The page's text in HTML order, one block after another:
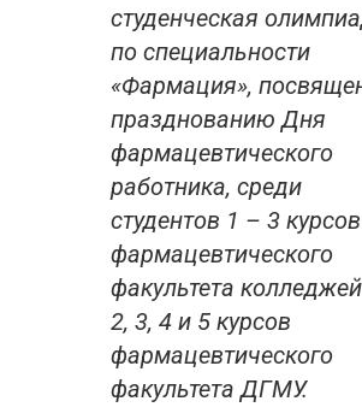
студенческая
по специальности
«Фармация»,
празднованию Дня
фармацевтического
работника, среди
студентов 1 – 3 курсов
фармацевтического
факультета
2, 3, 4 и 5 курсов
фармацевтического
факультета ДГМУ.